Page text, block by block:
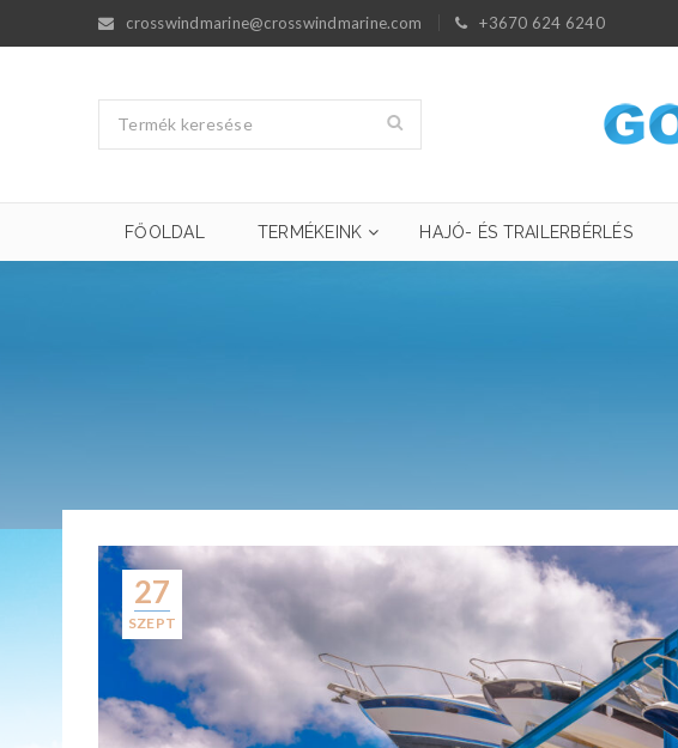
crosswindmarine@crosswindmarine.com +3670 624 6240
FŐOLDAL TERMÉKEINK HAJÓ- ÉS TRAILERBÉRLÉS
27
SZEPT